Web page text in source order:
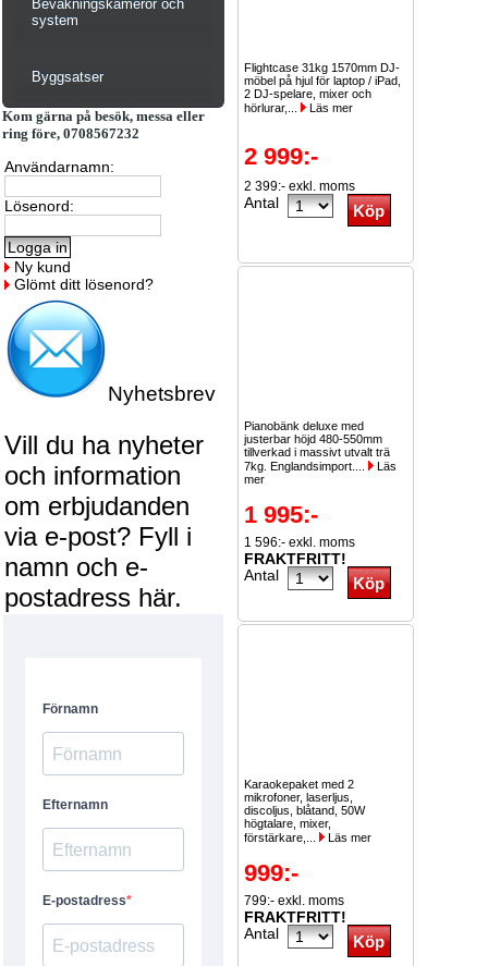
Bevakningskameror och
system
Byggsatser
Kom gärna på besök, messa eller
ring före, 0708567232
Användarnamn:
Lösenord:
Ny kund
Glömt ditt lösenord?
Nyhetsbrev
Vill du ha nyheter
och information
om erbjudanden
via e-post? Fyll i
namn och e-
postadress här.
Flightcase 31kg 1570mm DJ-
möbel på hjul för laptop / iPad,
2 DJ-spelare, mixer och
hörlurar,...
Läs mer
2 999:-
2 399:- exkl. moms
Antal
Pianobänk deluxe med
justerbar höjd 480-550mm
tillverkad i massivt utvalt trä
7kg. Englandsimport....
Läs
mer
1 995:-
1 596:- exkl. moms
FRAKTFRITT!
Antal
Karaokepaket med 2
mikrofoner, laserljus,
discoljus, blåtand, 50W
högtalare, mixer,
förstärkare,...
Läs mer
999:-
799:- exkl. moms
FRAKTFRITT!
Antal